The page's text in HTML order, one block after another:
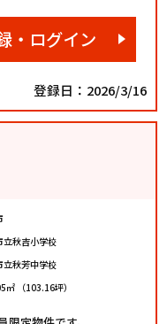
・ログイン
登録日：2026/3/16
立秋吉小学校
立秋芳中学校
㎡ （103.16坪）